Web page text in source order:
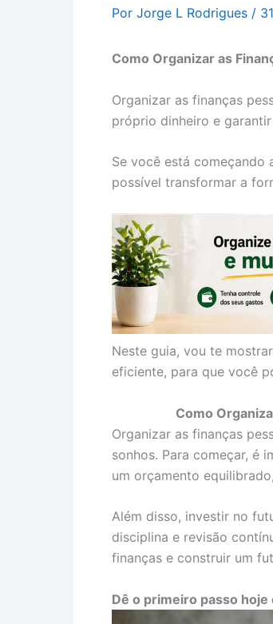
Por Jorge L Rodrigues /
Como Organizar as
Organizar as finanças
próprio dinheiro e
Se você está começando
possível transformar a
Neste guia, vou te
eficiente, para que você
Como
Organizar as finanças
sonhos. Para começar, é
um orçamento
Além disso, investir no
disciplina e revisão
finanças e construir um
Dê o primeiro passo